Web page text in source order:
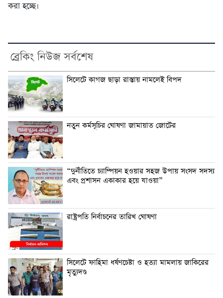
করা হচ্ছে।
ব্রেকিং নিউজ সর্বশেষ
সিলেটে কাগজ ছাড়া রাস্তায় নামলেই বিপদ
নতুন কর্মসূচির ঘোষণা জামায়াত জোটের
“দুর্নীতিতে চ্যাম্পিয়ন হওয়ার সহজ উপায় সংসদ সদস্য
এবং প্রশাসন একাকার হয়ে যাওয়া”
রাষ্ট্রপতি নির্বাচনের তারিখ ঘোষণা
সিলেটে ফাহিমা ধর্ষণচেষ্টা ও হত্যা মামলায় জাকিরের
মৃত্যুদণ্ড